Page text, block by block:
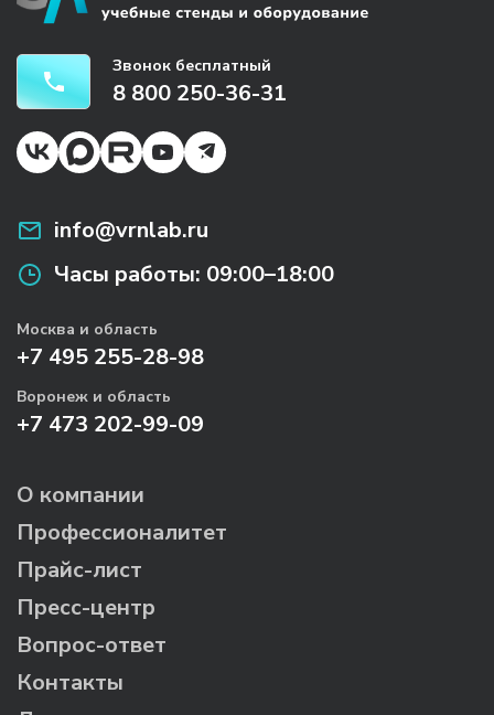
Звонок бесплатный
8 800 250-36-31
info@vrnlab.ru
Часы работы: 09:00–18:00
Москва и область
+7 495 255-28-98
Воронеж и область
+7 473 202-99-09
О компании
Профессионалитет
Прайс-лист
Пресс-центр
Вопрос-ответ
Контакты